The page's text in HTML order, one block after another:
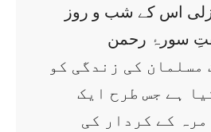
اس کے شب و روز
سورۂ رحمن
مسلمان کی زندگی کو
ہے جس طرح ایک
کے کردار کی